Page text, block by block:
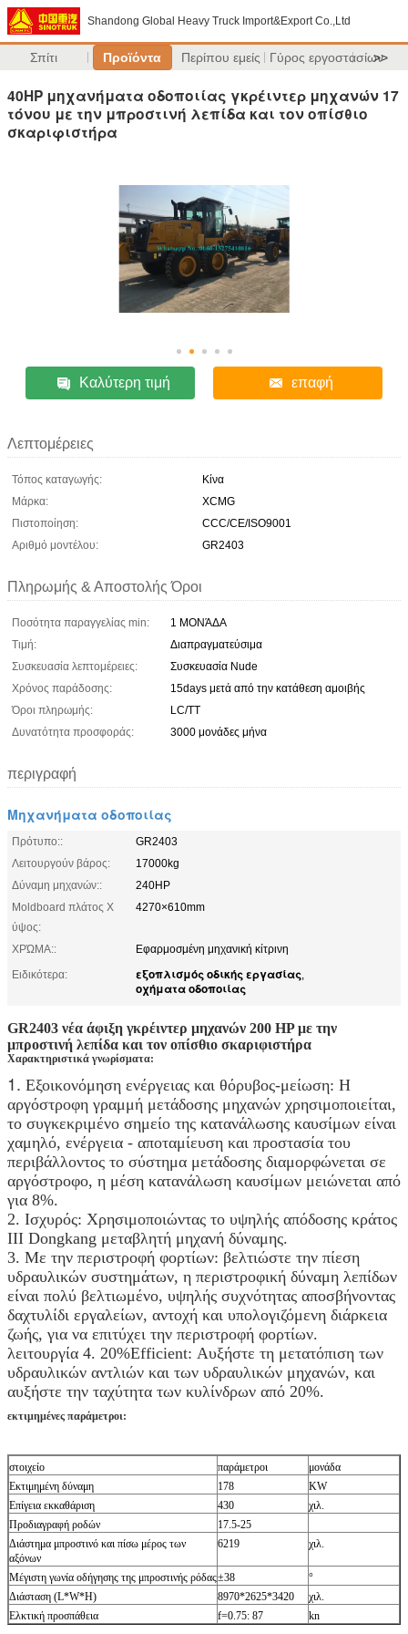
Shandong Global Heavy Truck Import&Export Co.,Ltd
Σπίτι Προϊόντα Περίπου εμείς Γύρος εργοστασίων
>>
40HP μηχανήματα οδοποιίας γκρέιντερ μηχανών 17
τόνου με την μπροστινή λεπίδα και τον οπίσθιο
σκαριφιστήρα
Καλύτερη τιμή επαφή
Λεπτομέρειες
Τόπος καταγωγής:
Κίνα
Μάρκα:
XCMG
Πιστοποίηση:
CCC/CE/ISO9001
Αριθμό μοντέλου:
GR2403
Πληρωμής & Αποστολής Όροι
Ποσότητα παραγγελίας min:
1 ΜΟΝΆΔΑ
Τιμή:
Διαπραγματεύσιμα
Συσκευασία λεπτομέρειες:
Συσκευασία Nude
Χρόνος παράδοσης:
15days μετά από την κατάθεση αμοιβής
Όροι πληρωμής:
LC/TT
Δυνατότητα προσφοράς:
3000 μονάδες μήνα
περιγραφή
Μηχανήματα οδοποιίας
Πρότυπο::
GR2403
Λειτουργούν βάρος:
17000kg
Δύναμη μηχανών::
240HP
Moldboard πλάτος Χ
ύψος:
4270×610mm
ΧΡΏΜΑ::
Εφαρμοσμένη μηχανική κίτρινη
Ειδικότερα:
εξοπλισμός οδικής εργασίας,
οχήματα οδοποιίας
GR2403 νέα άφιξη γκρέιντερ μηχανών 200 HP με την
μπροστινή λεπίδα και τον οπίσθιο σκαριφιστήρα
Χαρακτηριστικά γνωρίσματα:
1. Εξοικονόμηση ενέργειας και θόρυβος-μείωση: Η
αργόστροφη γραμμή μετάδοσης μηχανών χρησιμοποιείται,
το συγκεκριμένο σημείο της κατανάλωσης καυσίμων είναι
χαμηλό, ενέργεια - αποταμίευση και προστασία του
περιβάλλοντος το σύστημα μετάδοσης διαμορφώνεται σε
αργόστροφο, η μέση κατανάλωση καυσίμων μειώνεται από
για 8%.
2. Ισχυρός: Χρησιμοποιώντας το υψηλής απόδοσης κράτος
ΙΙΙ Dongkang μεταβλητή μηχανή δύναμης.
3. Με την περιστροφή φορτίων: βελτιώστε την πίεση
υδραυλικών συστημάτων, η περιστροφική δύναμη λεπίδων
είναι πολύ βελτιωμένο, υψηλής συχνότητας αποσβήνοντας
δαχτυλίδι εργαλείων, αντοχή και υπολογιζόμενη διάρκεια
ζωής, για να επιτύχει την περιστροφή φορτίων.
λειτουργία 4. 20%Efficient: Αυξήστε τη μετατόπιση των
υδραυλικών αντλιών και των υδραυλικών μηχανών, και
αυξήστε την ταχύτητα των κυλίνδρων από 20%.
εκτιμημένες παράμετροι:
στοιχείο παράμετροι
μονάδα
Εκτιμημένη δύναμη
178
KW
Επίγεια εκκαθάριση
430
χιλ.
Προδιαγραφή ροδών
17.5-25
Διάστημα μπροστινό και πίσω μέρος των
αξόνων
6219 χιλ.
Μέγιστη γωνία οδήγησης της μπροστινής ρόδας±38
°
Διάσταση (L*W*H)
8970*2625*3420
χιλ.
Ελκτική προσπάθεια
f=0.75: 87 kn